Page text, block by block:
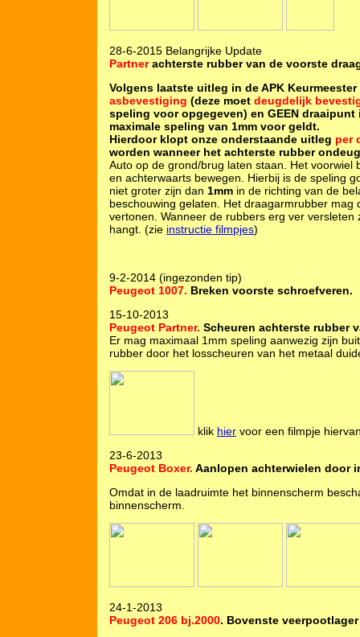
28-6-2015 Belangrijke Update
Partnerachterste rubber van de voorste
Volgens laatste uitleg in de APK
asbevestiging (deze moet deugdelijk
speling voor opgegeven) en GEEN
maximale speling van 1mm voor geldt.
Hierdoor klopt onze onderstaande uitleg per
worden wanneer het achterste rubber
Auto op de grond/brug laten staan. Het
en achterwaarts bewegen. Hierbij is de speling
niet groter zijn dan 1mm in de richting van de
beschouwing gelaten. Het draagarmrubber
vertonen. Wanneer de rubbers erg ver
hangt. (zie instructie filmpjes)
9-2-2014 (ingezonden tip)
Peugeot 1007. Breken voorste schroefveren.
15-10-2013
Peugeot Partner. Scheuren achterste rubber
Er mag maximaal 1mm speling aanwezig zijn
rubber door het losscheuren van het metaal
klik hier voor een filmpje
23-6-2013
Peugeot Boxer. Aanlopen achterwielen door
Omdat in de laadruimte het binnenscherm
binnenscherm.
24-1-2013
Peugeot 206 bj.2000. Bovenste